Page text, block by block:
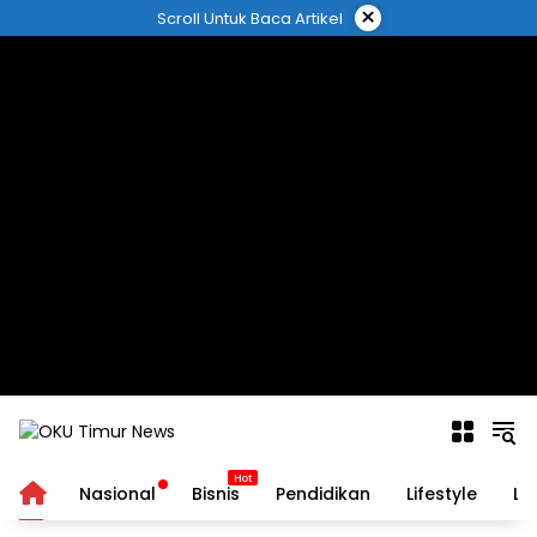
ke
Scroll Untuk Baca Artikel ×
HomeNasional Bisnis Pendidikan Lifestyle